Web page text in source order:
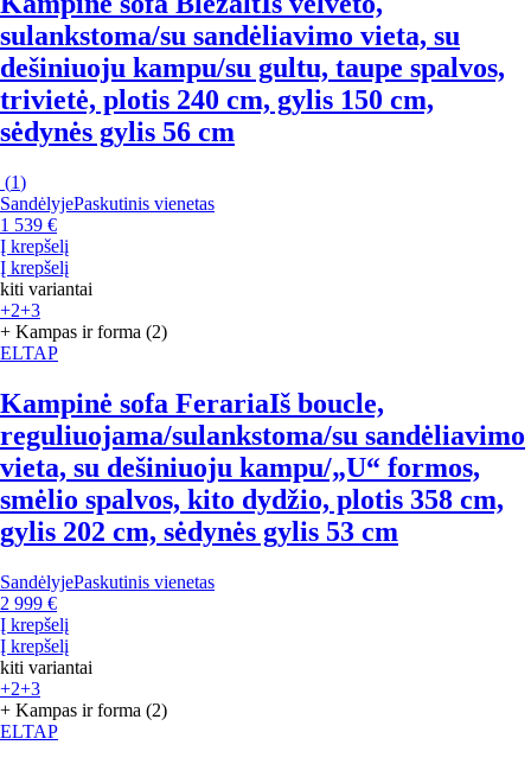
sulankstoma/su sandėliavimo vieta, su
dešiniuoju kampu/su gultu, taupe spalvos,
trivietė, plotis 240 cm, gylis 150 cm,
sėdynės gylis 56 cm
(1)
SandėlyjePaskutinis vienetas
1 539 €
Į krepšelį
Į krepšelį
kiti variantai
+2+3
+ Kampas ir forma (2)
ELTAP
Kampinė sofa FerariaIš boucle,
reguliuojama/sulankstoma/su sandėliavimo
vieta, su dešiniuoju kampu/„U“ formos,
smėlio spalvos, kito dydžio, plotis 358 cm,
gylis 202 cm, sėdynės gylis 53 cm
SandėlyjePaskutinis vienetas
2 999 €
Į krepšelį
Į krepšelį
kiti variantai
+2+3
+ Kampas ir forma (2)
ELTAP